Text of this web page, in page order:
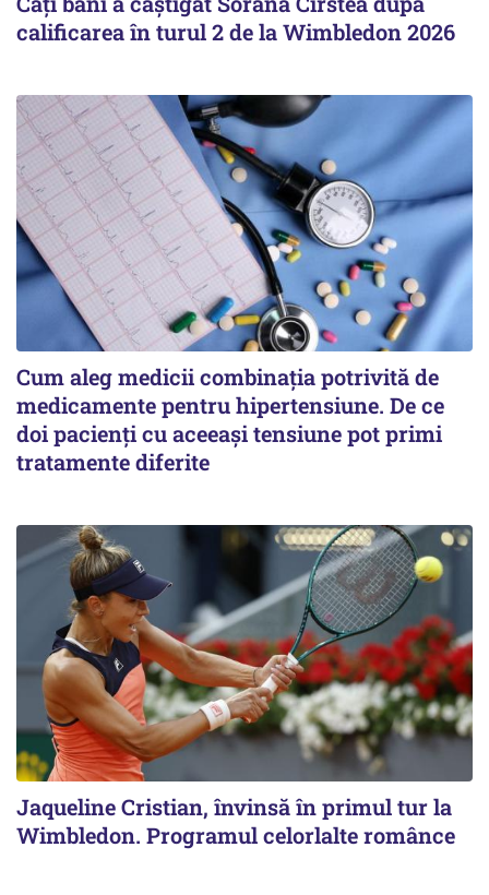
calificarea în turul 2 de la Wimbledon 2026
Cum aleg medicii combinația potrivită de
medicamente pentru hipertensiune. De ce
doi pacienți cu aceeași tensiune pot primi
tratamente diferite
Jaqueline Cristian, învinsă în primul tur la
Wimbledon. Programul celorlalte românce